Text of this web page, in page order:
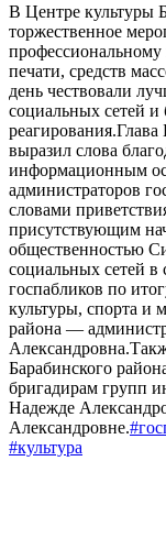
В Центре культуры
торжественное
профессиональному
печати, средств
день чествовали
социальных сетей
выразил слова
информационным
администраторов
словами
присутствующим
общественностью
социальных сетей
госпабликов по
культуры, спорта и
района —
Барабинского
бригадирам групп
Надежде
Александровне.
#культура